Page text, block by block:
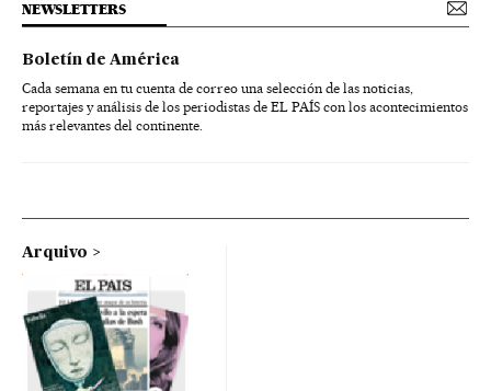
NEWSLETTERS
Boletín de América
Cada semana en tu cuenta de correo una selección de las noticias,
reportajes y análisis de los periodistas de EL PAÍS con los acontecimientos
más relevantes del continente.
Arquivo